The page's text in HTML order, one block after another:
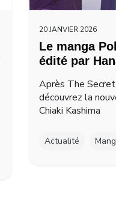
20 JANVIER 2026
Le manga
édité par
Après The
découvrez la
Chiaki Kashima
Actualité